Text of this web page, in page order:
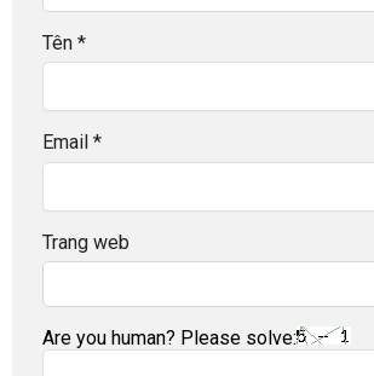
Tên *
Email *
Trang web
Are you human? Please solve: